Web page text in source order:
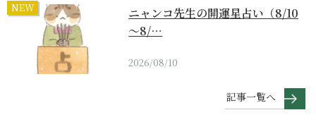
NEW
ニャンコ先生の開運星占い（8/10
～8/…
2026/08/10
記事一覧へ